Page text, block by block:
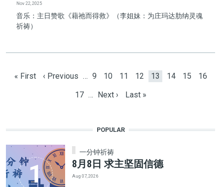
Nov 22, 2025
音乐：主日赞歌《藉祂而得救》（李姐妹：为庄玛达肋纳灵魂
祈祷）
First page
« First Previous page
‹ Previous … Page
9 Page
10 Page
11 Page
12 Current page
13 Page
14 Page
15 Page
16
Page
17 … Next page
Next › Last page
Last »
POPULAR
一分钟祈祷
8月8日 求主坚固信德
Aug 07, 2026